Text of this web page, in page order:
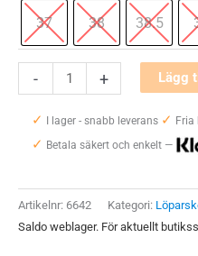
37 38 38.5
-
Wave
Inspire
+ Lägg
✓ I lager - snabb leverans ✓ Fria
✓ Betala säkert och enkelt —
Artikelnr: 6642 Kategori:
Saldo weblager. För aktuellt